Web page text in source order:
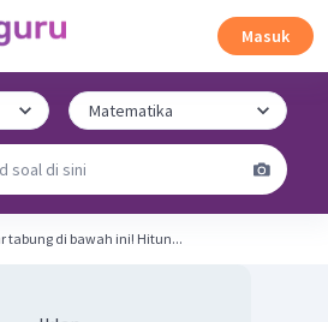
Masuk
Perhatikan gambar tabung di bawah ini! Hitun...